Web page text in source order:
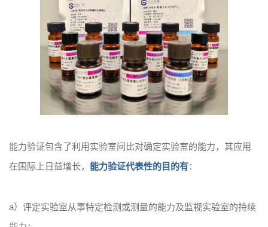
能力验证包含了利用实验室间比对确定实验室的能力，其应用
在国际上日益增长， 能力验证代表性的目的有：
a）评定实验室从事特定检测或测量的能力及监视实验室的持续